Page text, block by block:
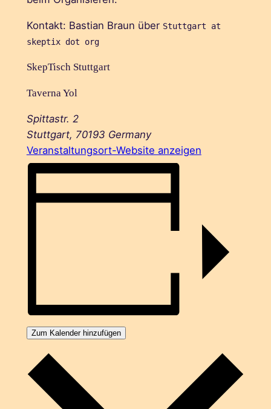
Kontakt: Bastian Braun über Stuttgart at
skeptix dot org
SkepTisch Stuttgart
Taverna Yol
Spittastr. 2
Stuttgart, 70193 Germany
Veranstaltungsort-Website anzeigen
Zum Kalender hinzufügen